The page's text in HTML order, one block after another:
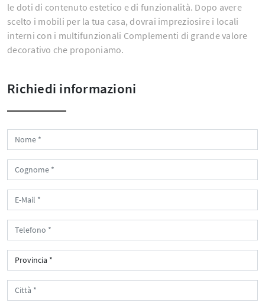
le doti di contenuto estetico e di funzionalità. Dopo avere
scelto i mobili per la tua casa, dovrai impreziosire i locali
interni con i multifunzionali Complementi di grande valore
decorativo che proponiamo.
Richiedi informazioni